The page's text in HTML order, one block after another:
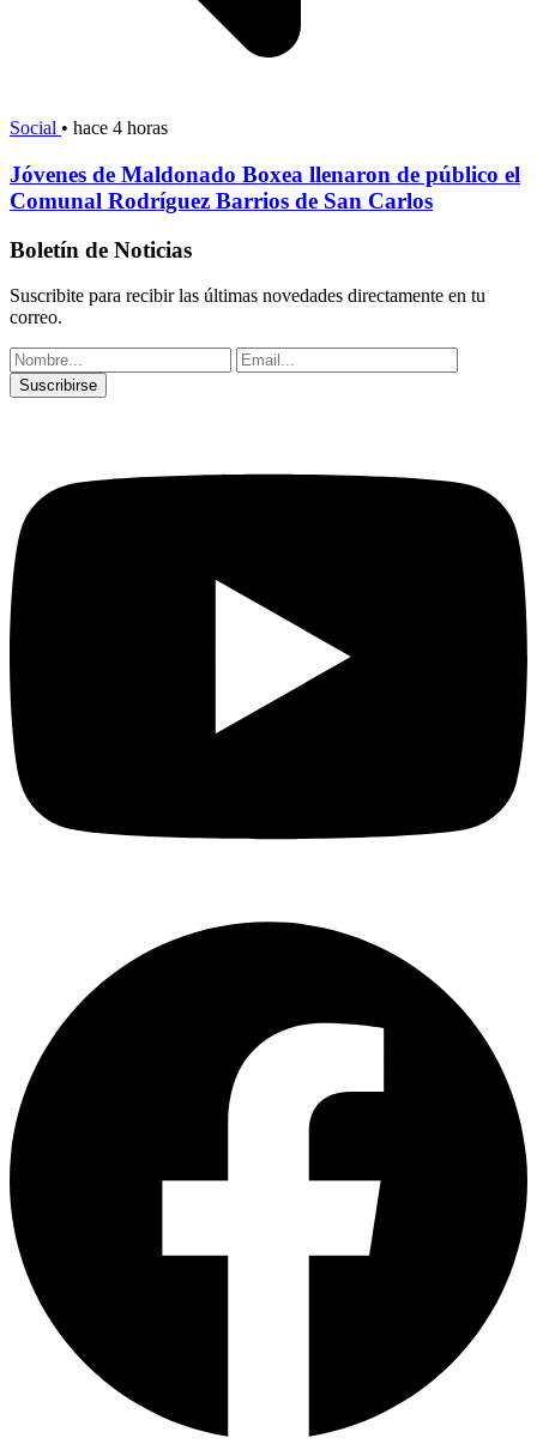
Social • hace 4 horas
Jóvenes de Maldonado Boxea llenaron de público el
Comunal Rodríguez Barrios de San Carlos
Boletín de Noticias
Suscribite para recibir las últimas novedades directamente en tu
correo.
Suscribirse